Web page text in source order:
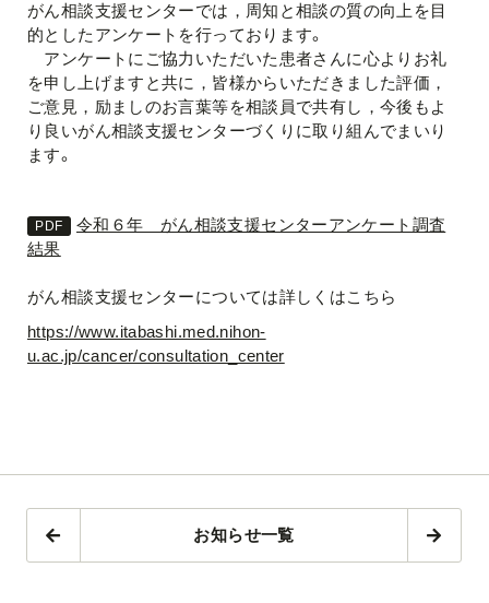
がん相談支援センターでは，周知と相談の質の向上を目
的としたアンケートを行っております。
アンケートにご協力いただいた患者さんに心よりお礼
を申し上げますと共に，皆様からいただきました評価，
ご意見，励ましのお言葉等を相談員で共有し，今後もよ
り良いがん相談支援センターづくりに取り組んでまいり
ます。
令和６年 がん相談支援センターアンケート調査
結果
がん相談支援センターについては詳しくはこちら
https://www.itabashi.med.nihon-
u.ac.jp/cancer/consultation_center
お知らせ一覧